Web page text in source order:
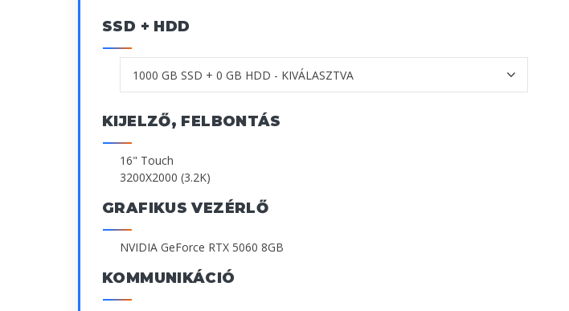
SSD + HDD
KIJELZŐ, FELBONTÁS
16" Touch
3200X2000 (3.2K)
GRAFIKUS VEZÉRLŐ
NVIDIA GeForce RTX 5060 8GB
KOMMUNIKÁCIÓ